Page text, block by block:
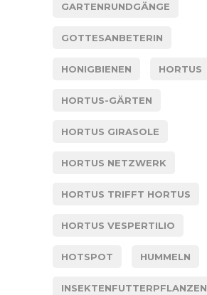
GARTENRUNDGÄNGE
GOTTESANBETERIN
HONIGBIENEN HORTUS
HORTUS-GÄRTEN
HORTUS GIRASOLE
HORTUS NETZWERK
HORTUS TRIFFT HORTUS
HORTUS VESPERTILIO
HOTSPOT HUMMELN
INSEKTENFUTTERPFLANZEN